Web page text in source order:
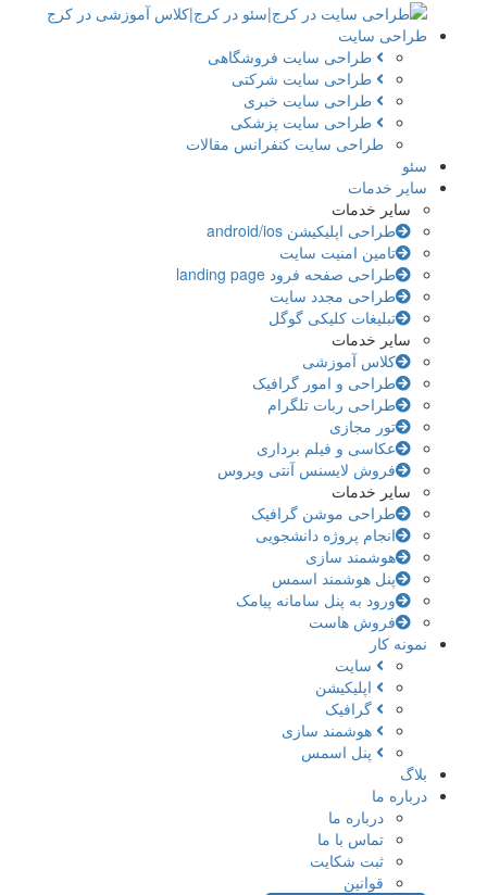
طراحی سایت
طراحی سایت فروشگاهی
طراحی سایت شرکتی
طراحی سایت خبری
طراحی سایت پزشکی
طراحی سایت کنفرانس مقالات
سئو
سایر خدمات
سایر خدمات
طراحی اپلیکیشن android/ios
تامین امنیت سایت
طراحی صفحه فرود landing page
طراحی مجدد سایت
تبلیغات کلیکی گوگل
سایر خدمات
کلاس آموزشی
طراحی و امور گرافیک
طراحی ربات تلگرام
تور مجازی
عکاسی و فیلم برداری
فروش لایسنس آنتی ویروس
سایر خدمات
طراحی موشن گرافیک
انجام پروژه دانشجویی
هوشمند سازی
پنل هوشمند اسمس
ورود به پنل سامانه پیامک
فروش هاست
نمونه کار
سایت
اپلیکیشن
گرافیک
هوشمند سازی
پنل اسمس
بلاگ
درباره ما
درباره ما
تماس با ما
ثبت شکایت
قوانین